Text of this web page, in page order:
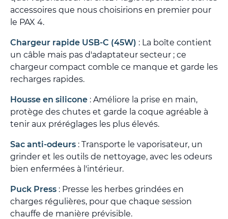
accessoires que nous choisirions en premier pour
le PAX 4.
Chargeur rapide USB-C (45W) : La boîte contient
un câble mais pas d'adaptateur secteur ; ce
chargeur compact comble ce manque et garde les
recharges rapides.
Housse en silicone : Améliore la prise en main,
protège des chutes et garde la coque agréable à
tenir aux préréglages les plus élevés.
Sac anti-odeurs : Transporte le vaporisateur, un
grinder et les outils de nettoyage, avec les odeurs
bien enfermées à l'intérieur.
Puck Press : Presse les herbes grindées en
charges régulières, pour que chaque session
chauffe de manière prévisible.